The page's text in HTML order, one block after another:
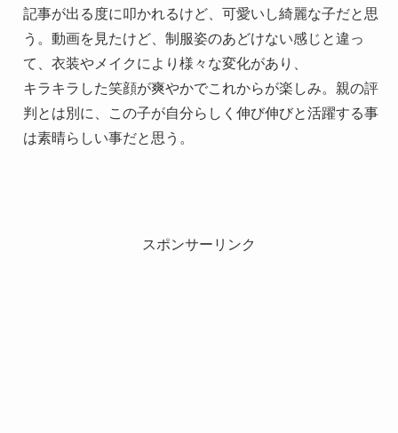
記事が出る度に叩かれるけど、可愛いし綺麗な子だと思
う。動画を見たけど、制服姿のあどけない感じと違っ
て、衣装やメイクにより様々な変化があり、
キラキラした笑顔が爽やかでこれからが楽しみ。親の評
判とは別に、この子が自分らしく伸び伸びと活躍する事
は素晴らしい事だと思う。
スポンサーリンク